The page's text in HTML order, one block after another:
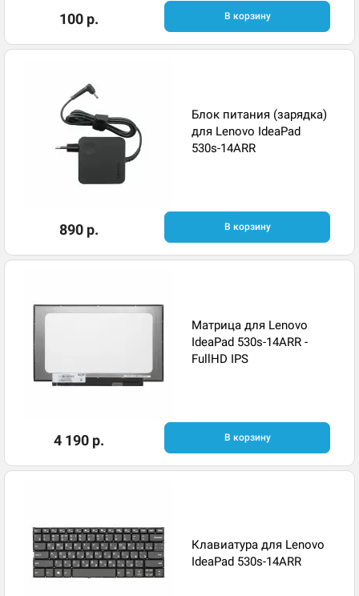
100 р. В корзину
Блок питания (зарядка)
для Lenovo IdeaPad
530s-14ARR
890 р. В корзину
Матрица для Lenovo
IdeaPad 530s-14ARR -
FullHD IPS
4 190 р. В корзину
Клавиатура для Lenovo
IdeaPad 530s-14ARR